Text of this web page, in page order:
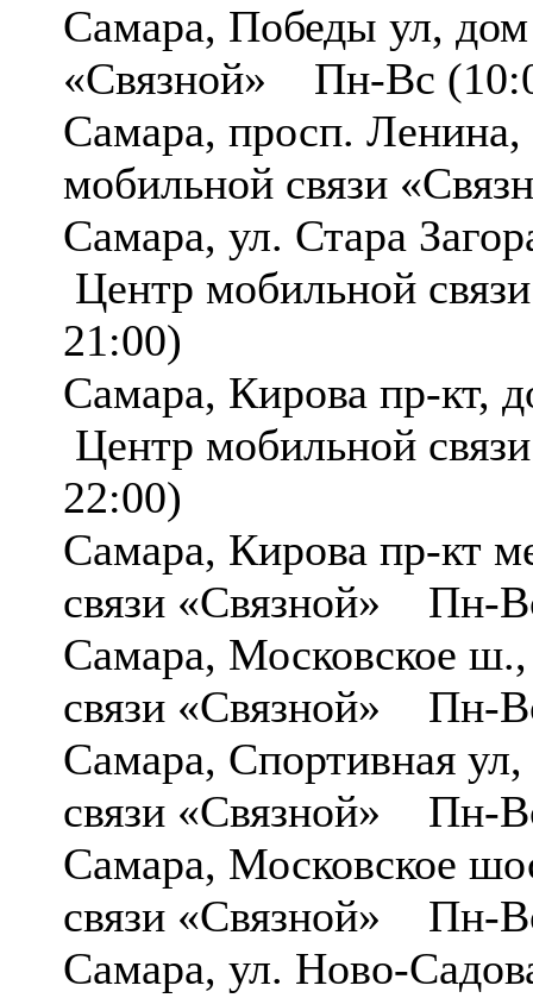
Самара, Победы ул,
«Связной» Пн-Вс
Самара, просп.
мобильной связи
Самара, ул. Стара
Центр мобильной
21:00)
Самара, Кирова пр-
Центр мобильной
22:00)
Самара, Кирова пр-кт
связи «Связной» Пн-
Самара, Московское
связи «Связной» Пн-
Самара, Спортивная
связи «Связной» Пн-
Самара, Московское
связи «Связной» Пн-
Самара, ул. Ново-